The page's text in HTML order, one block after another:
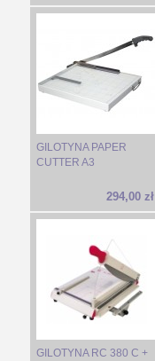
GILOTYNA PAPER
CUTTER A3
294,00 zł
GILOTYNA RC 380 C +